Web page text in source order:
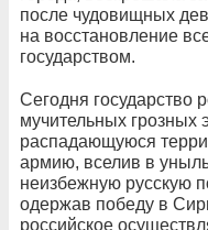
после чудовищных
на восстановление
государством.
Сегодня государство
мучительных грозных
распадающуюся
армию, вселив в
неизбежную русскую
одержав победу в
российское